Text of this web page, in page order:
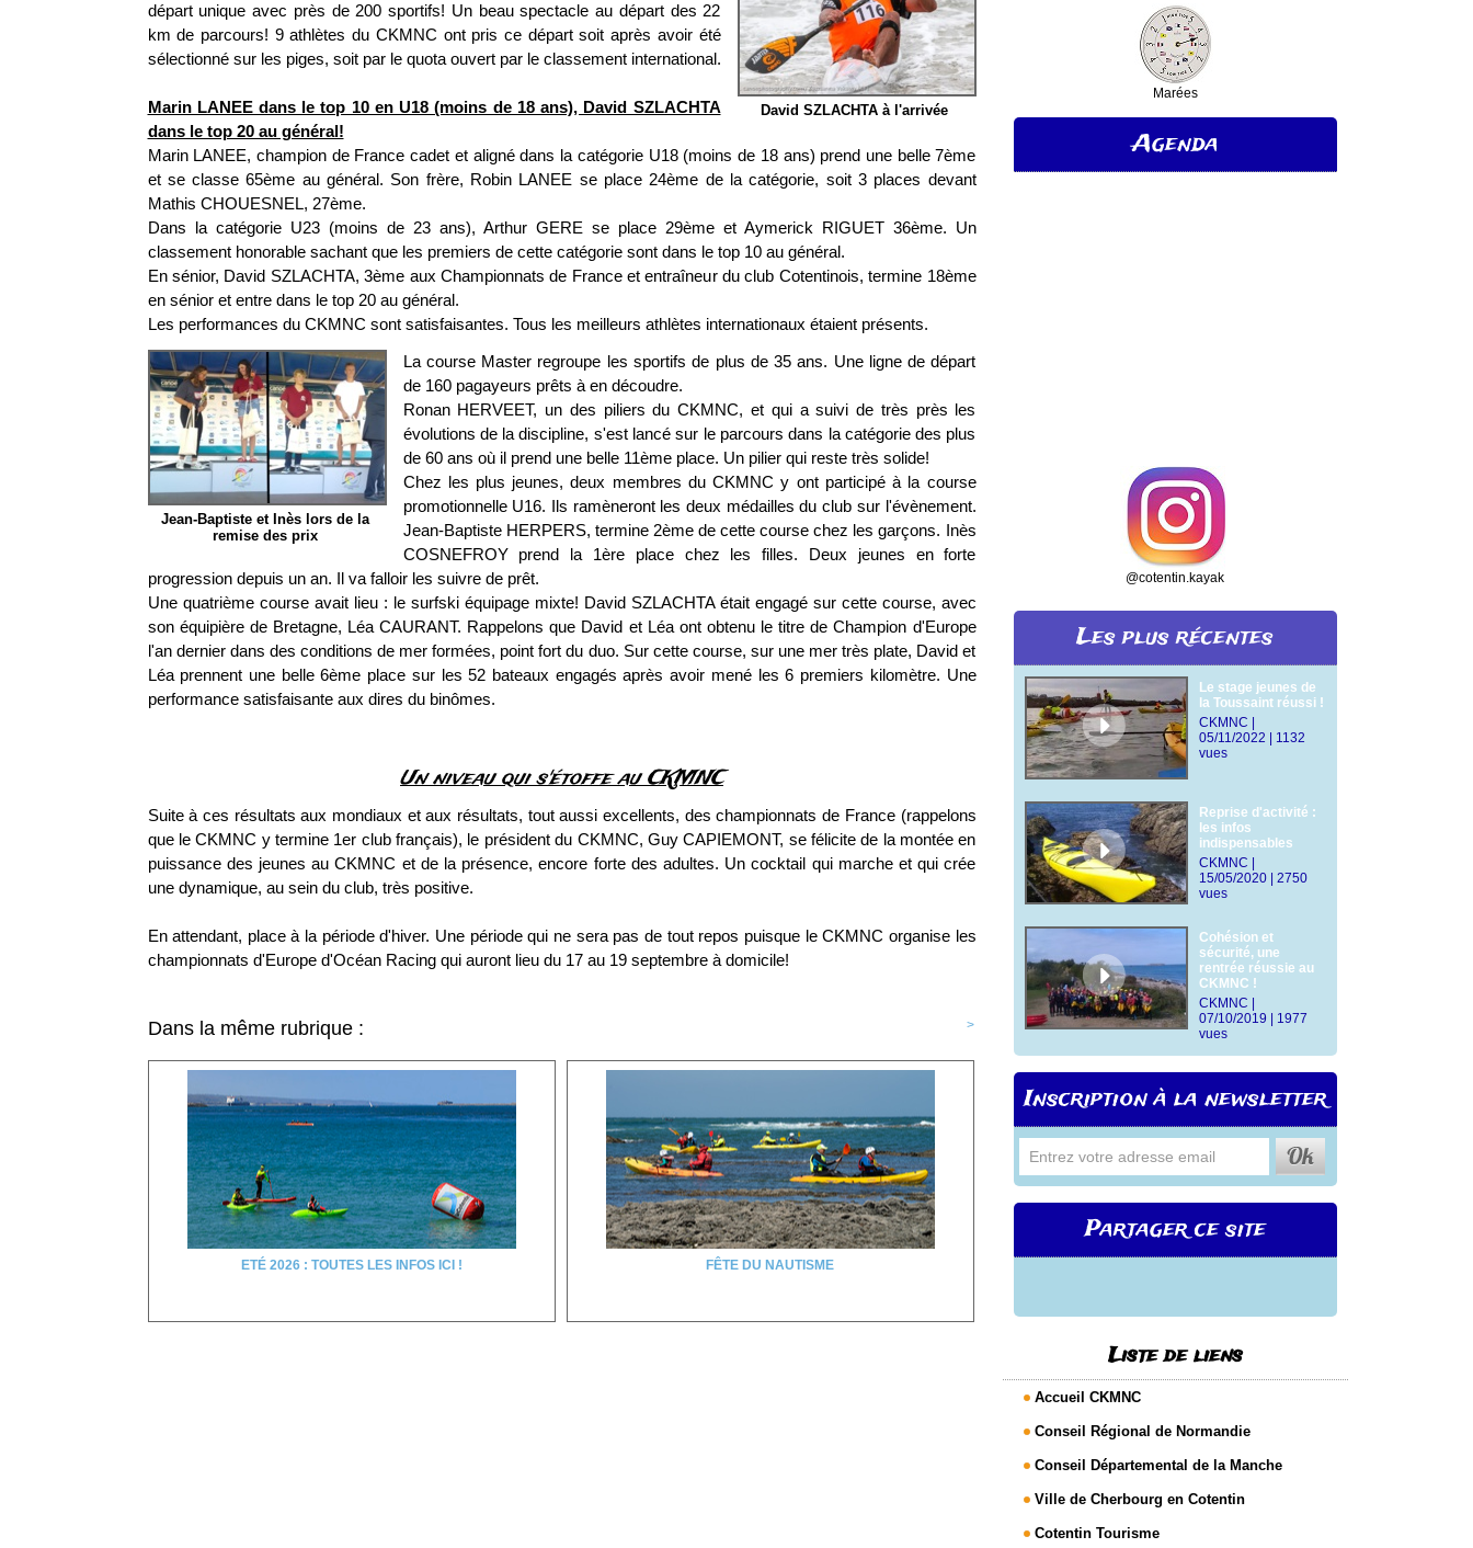
David SZLACHTA à l'arrivée
départ unique avec près de 200 sportifs! Un beau spectacle au départ des 22
km de parcours! 9 athlètes du CKMNC ont pris ce départ soit après avoir été
sélectionné sur les piges, soit par le quota ouvert par le classement international.
Marin LANEE dans le top 10 en U18 (moins de 18 ans), David SZLACHTA
dans le top 20 au général!
Marin LANEE, champion de France cadet et aligné dans la catégorie U18 (moins de 18 ans) prend une belle 7ème
et se classe 65ème au général. Son frère, Robin LANEE se place 24ème de la catégorie, soit 3 places devant
Mathis CHOUESNEL, 27ème.
Dans la catégorie U23 (moins de 23 ans), Arthur GERE se place 29ème et Aymerick RIGUET 36ème. Un
classement honorable sachant que les premiers de cette catégorie sont dans le top 10 au général.
En sénior, David SZLACHTA, 3ème aux Championnats de France et entraîneur du club Cotentinois, termine 18ème
en sénior et entre dans le top 20 au général.
Les performances du CKMNC sont satisfaisantes. Tous les meilleurs athlètes internationaux étaient présents.
Jean-Baptiste et Inès lors de la
remise des prix
La course Master regroupe les sportifs de plus de 35 ans. Une ligne de départ
de 160 pagayeurs prêts à en découdre.
Ronan HERVEET, un des piliers du CKMNC, et qui a suivi de très près les
évolutions de la discipline, s'est lancé sur le parcours dans la catégorie des plus
de 60 ans où il prend une belle 11ème place. Un pilier qui reste très solide!
Chez les plus jeunes, deux membres du CKMNC y ont participé à la course
promotionnelle U16. Ils ramèneront les deux médailles du club sur l'évènement.
Jean-Baptiste HERPERS, termine 2ème de cette course chez les garçons. Inès
COSNEFROY prend la 1ère place chez les filles. Deux jeunes en forte
progression depuis un an. Il va falloir les suivre de prêt.
Une quatrième course avait lieu : le surfski équipage mixte! David SZLACHTA était engagé sur cette course, avec
son équipière de Bretagne, Léa CAURANT. Rappelons que David et Léa ont obtenu le titre de Champion d'Europe
l'an dernier dans des conditions de mer formées, point fort du duo. Sur cette course, sur une mer très plate, David et
Léa prennent une belle 6ème place sur les 52 bateaux engagés après avoir mené les 6 premiers kilomètre. Une
performance satisfaisante aux dires du binômes.
Un niveau qui s'étoffe au CKMNC
Suite à ces résultats aux mondiaux et aux résultats, tout aussi excellents, des championnats de France (rappelons
que le CKMNC y termine 1er club français), le président du CKMNC, Guy CAPIEMONT, se félicite de la montée en
puissance des jeunes au CKMNC et de la présence, encore forte des adultes. Un cocktail qui marche et qui crée
une dynamique, au sein du club, très positive.
En attendant, place à la période d'hiver. Une période qui ne sera pas de tout repos puisque le CKMNC organise les
championnats d'Europe d'Océan Racing qui auront lieu du 17 au 19 septembre à domicile!
Dans la même rubrique : >
ETÉ 2026 : TOUTES LES INFOS ICI ! FÊTE DU NAUTISME
Marées
Agenda
@cotentin.kayak
Les plus récentes
Le stage jeunes de
la Toussaint réussi !
CKMNC |
05/11/2022 | 1132
vues
Reprise d'activité :
les infos
indispensables
CKMNC |
15/05/2020 | 2750
vues
Cohésion et
sécurité, une
rentrée réussie au
CKMNC !
CKMNC |
07/10/2019 | 1977
vues
Inscription à la newsletter
Partager ce site
Liste de liens
Accueil CKMNC
Conseil Régional de Normandie
Conseil Départemental de la Manche
Ville de Cherbourg en Cotentin
Cotentin Tourisme